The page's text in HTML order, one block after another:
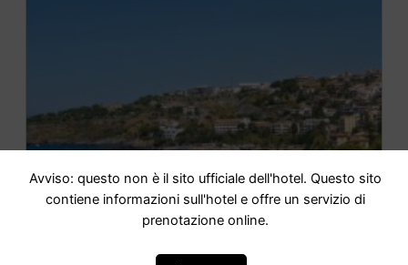
Avviso: questo non è il sito ufficiale dell'hotel. Questo sito
contiene informazioni sull'hotel e offre un servizio di
prenotazione online.